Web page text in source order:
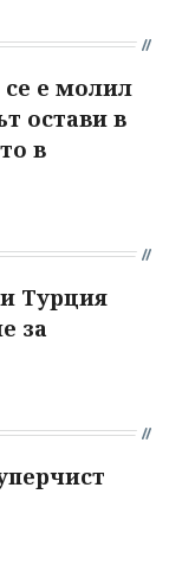
е молил
остави в
в
Турция
за